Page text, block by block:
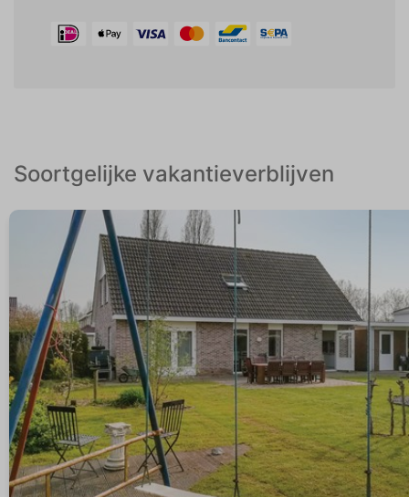
Soortgelijke vakantieverblijven